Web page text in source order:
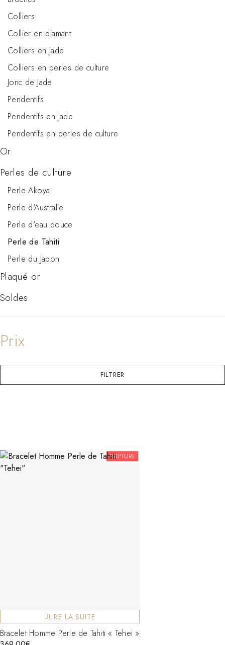
Colliers
Collier en diamant
Colliers en Jade
Colliers en perles de culture
Jonc de Jade
Pendentifs
Pendentifs en Jade
Pendentifs en perles de culture
Or
Perles de culture
Perle Akoya
Perle d'Australie
Perle d'eau douce
Perle de Tahiti
Perle du Japon
Plaqué or
Soldes
FILTRER
RUPTURE
LIRE LA SUITE
Bracelet Homme Perle de Tahiti « Tehei »